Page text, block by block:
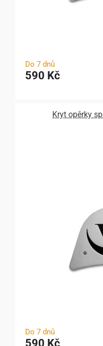
Do 7 dnů
590 Kč
Kryt opěrky
Do 7 dnů
590 Kč